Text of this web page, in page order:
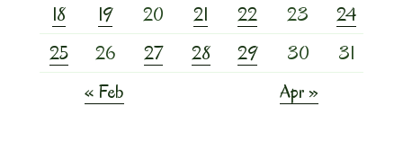
18
19 20 21 22 23
24
25
26 27 28 29 30
31
« Feb
Apr »